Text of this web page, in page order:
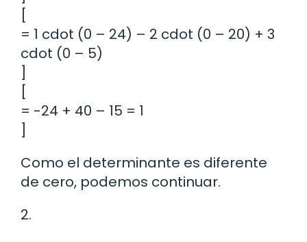
[
= 1 cdot (0 – 24) – 2 cdot (0 – 20) + 3
cdot (0 – 5)
]
[
= -24 + 40 – 15 = 1
]
Como el determinante es diferente
de cero, podemos continuar.
2.